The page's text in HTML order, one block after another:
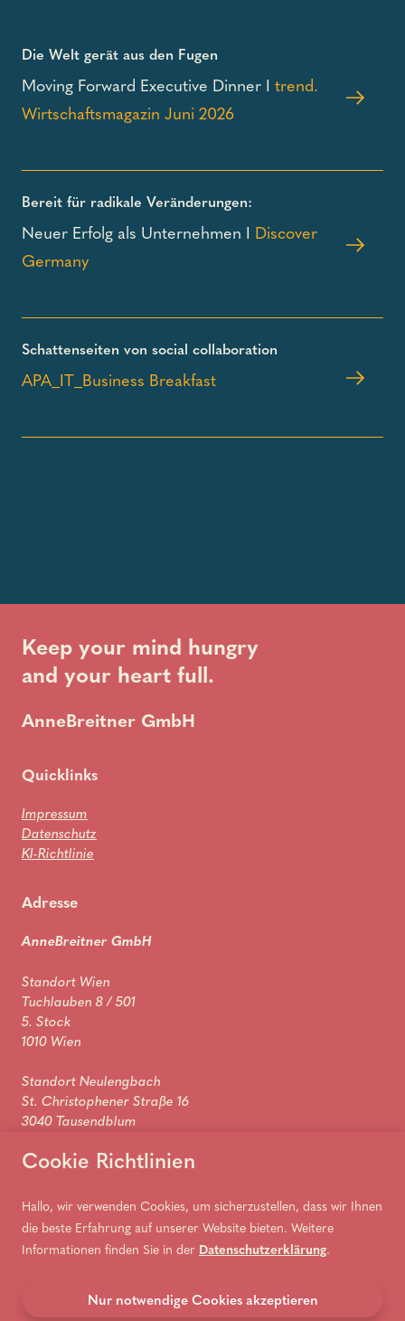
Die Welt gerät aus den Fugen
Moving Forward Executive Dinner I trend.
Wirtschaftsmagazin Juni 2026
Bereit für radikale Veränderungen:
Neuer Erfolg als Unternehmen I Discover
Germany
Schattenseiten von social collaboration
APA_IT_Business Breakfast
Keep your mind hungry
and your heart full.
AnneBreitner GmbH
Quicklinks
Impressum
Datenschutz
KI-Richtlinie
Adresse
AnneBreitner GmbH
Standort Wien
Tuchlauben 8 / 501
5. Stock
1010 Wien
Standort Neulengbach
St. Christophener Straße 16
3040 Tausendblum
Kontakt
willkommen@annebreitner.com
+43 664 143 13 23
© 2026 AnneBreitner GmbH
Cookie Richtlinien
Hallo, wir verwenden Cookies, um sicherzustellen, dass wir Ihnen
die beste Erfahrung auf unserer Website bieten. Weitere
Informationen finden Sie in der Datenschutzerklärung.
Nur notwendige Cookies akzeptieren